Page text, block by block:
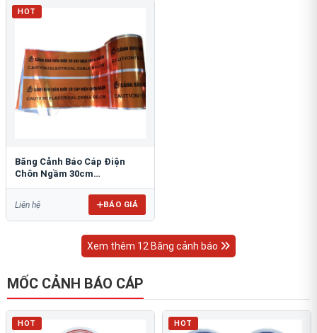
HOT
Băng Cảnh Báo Cáp Điện
Chôn Ngầm 30cm
Liên hệ BÁO GIÁ
Xem thêm 12 Băng cảnh báo
MỐC CẢNH BÁO CÁP
HOT HOT